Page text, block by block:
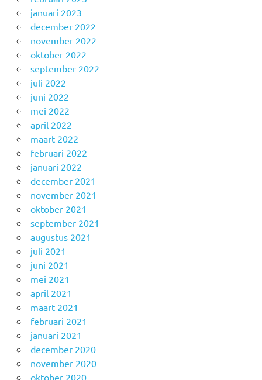
januari 2023
december 2022
november 2022
oktober 2022
september 2022
juli 2022
juni 2022
mei 2022
april 2022
maart 2022
februari 2022
januari 2022
december 2021
november 2021
oktober 2021
september 2021
augustus 2021
juli 2021
juni 2021
mei 2021
april 2021
maart 2021
februari 2021
januari 2021
december 2020
november 2020
oktober 2020